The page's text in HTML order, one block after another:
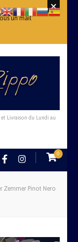
un mail
Livraison du Lundi au
0
Zemmer Pinot Nero